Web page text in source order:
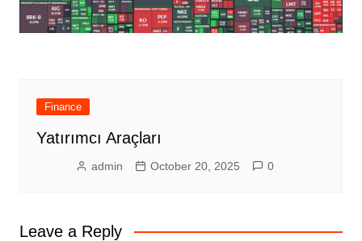
Finance
Yatırımcı Araçları
admin October 20, 2025 0
Leave a Reply